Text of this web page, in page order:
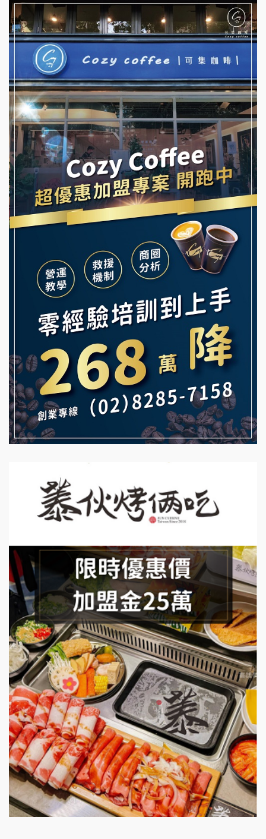
彭富貴加盟說明會
NU PASTA義大利麵加盟說明會
潮鍋癮加盟說明會
蓁伙烤倆吃加盟說明會
霏等茶加盟說明會
早安山丘加盟說明會
冰封仙果加盟說明會
Ramble Café 漫步藍咖啡加盟說明會
微風亭鐵板燒加盟說明會
鮮茶道加盟說明會
【曉妍美妝】誠徵行政櫃檯
自助洗衣店誠徵代洗收送人員(台中市)
MUSHEN徵SPA美容芳療師
日十。早午食加盟說明會
拾鑶火鍋加盟說明會
杜芳子古味茶鋪加盟說明會
優握握×酸奶大獅加盟說明會
冬城門加盟說明會
拾鑶火鍋加盟說明會
阿性情趣無人販售所加盟明會
龍涎居好湯加盟說明會
舒油頭加盟說明會
韓金量加盟說明會
義氣豐發雞加盟說明會
Mr.Wish加盟說明會
白鬍泡泡 BOHO POPO加盟說明會
雞咕雞咕加盟說明會
TEA TOP加盟說明會
珍好味臭臭鍋加盟說明會
藍象廷泰式火鍋加盟說明會
上宇林加盟說明會
莫尼早餐Morni加盟說明會
手作功夫茶加盟說明會
SHARE TEA歇腳亭加盟說明會
潮味決-湯滷專門店加盟說明會
鬍子茶加盟說明會
鮮茶道加盟說明會
微風亭鐵板燒加盟說明會
漫步藍咖啡加盟說明會
明石章魚燒加盟說明會
出櫃加盟說明會
千香漢堡加盟說明會